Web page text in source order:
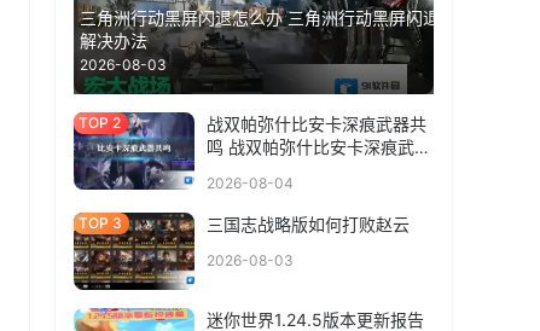
三角洲行动黑屏闪退怎么办 三角洲行动黑屏闪退
解决办法
2026-08-03
战双帕弥什比安卡深痕武器共
鸣 战双帕弥什比安卡深痕武器
2026-08-04
三国志战略版如何打败赵云
2026-08-03
迷你世界1.24.5版本更新报告